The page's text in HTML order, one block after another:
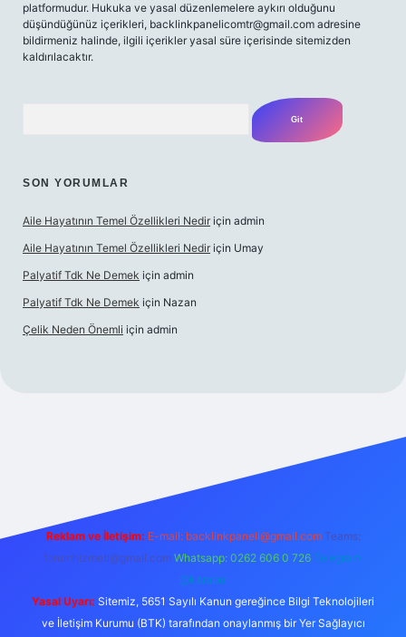
platformudur. Hukuka ve yasal düzenlemelere aykırı olduğunu
düşündüğünüz içerikleri, backlinkpanelicomtr@gmail.com adresine
bildirmeniz halinde, ilgili içerikler yasal süre içerisinde sitemizden
kaldırılacaktır.
SON YORUMLAR
Aile Hayatının Temel Özellikleri Nedir için admin
Aile Hayatının Temel Özellikleri Nedir için Umay
Palyatif Tdk Ne Demek için admin
Palyatif Tdk Ne Demek için Nazan
Çelik Neden Önemli için admin
Reklam ve İletişim: E-mail: backlinkpaneli@gmail.com Teams:
forumhizmeti@gmail.com Whatsapp: 0262 606 0 726 Telegram:
@karabul
Yasal Uyarı: Sitemiz, 5651 Sayılı Kanun gereğince Bilgi Teknolojileri
ve İletişim Kurumu (BTK) tarafından onaylanmış bir Yer Sağlayıcı